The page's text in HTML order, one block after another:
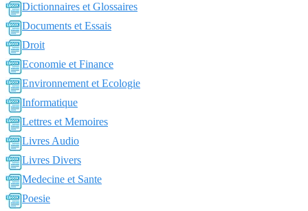
Dictionnaires et Glossaires
Documents et Essais
Droit
Economie et Finance
Environnement et Ecologie
Informatique
Lettres et Memoires
Livres Audio
Livres Divers
Medecine et Sante
Poesie